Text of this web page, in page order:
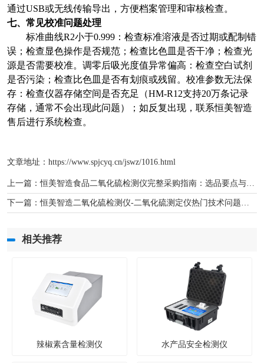
通过USB或无线传输导出，方便档案管理和审核检查。
七、常见校准问题处理
标准曲线R2小于0.999：检查标准溶液是否过期或配制错
误；检查显色操作是否规范；检查比色皿是否干净；检查光
源是否需要校准。调零后吸光度值异常偏高：检查空白试剂
是否污染；检查比色皿是否有划痕或残留。校准参数无法保
存：检查仪器存储空间是否充足（HM-R12支持20万条记录
存储，通常不会出现此问题）；如反复出现，联系恒美智造
售后进行系统检查。
文章地址： https://www.spjcyq.cn/jswz/1016.html
上一篇：恒美智造食品二氧化硫检测仪完整采购指南：选品要点与采购详解
下一篇：恒美智造二氧化硫检测仪-二氧化硫测定仪热门技术问题解答
相关推荐
辣椒素含量检测仪 水产品安全检测仪